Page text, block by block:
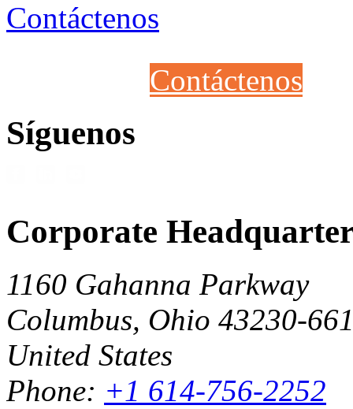
Contáctenos
Contáctenos
Síguenos
Corporate
1160 Gahanna Parkway
Columbus, Ohio 43230-
United States
Phone: +1 614-756-2252